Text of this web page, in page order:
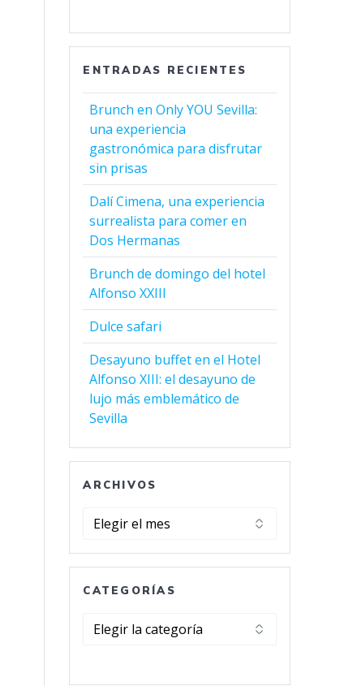
ENTRADAS RECIENTES
Brunch en Only YOU Sevilla:
una experiencia
gastronómica para disfrutar
sin prisas
Dalí Cimena, una experiencia
surrealista para comer en
Dos Hermanas
Brunch de domingo del hotel
Alfonso XXIII
Dulce safari
Desayuno buffet en el Hotel
Alfonso XIII: el desayuno de
lujo más emblemático de
Sevilla
ARCHIVOS
Archivos
CATEGORÍAS
Categorías